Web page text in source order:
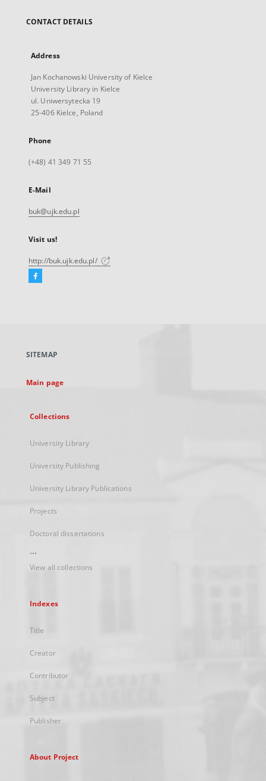
CONTACT DETAILS
Address
Jan Kochanowski University of Kielce
University Library in Kielce
ul. Uniwersytecka 19
25-406 Kielce, Poland
Phone
(+48) 41 349 71 55
E-Mail
buk@ujk.edu.pl
Visit us!
http://buk.ujk.edu.pl/
Facebook
new
SITEMAP
Main page
Collections
University Library
University Publishing
University Library Publications
Projects
Doctoral dissertations
...
View all collections
Indexes
Title
Creator
Contributor
Subject
Publisher
About Project